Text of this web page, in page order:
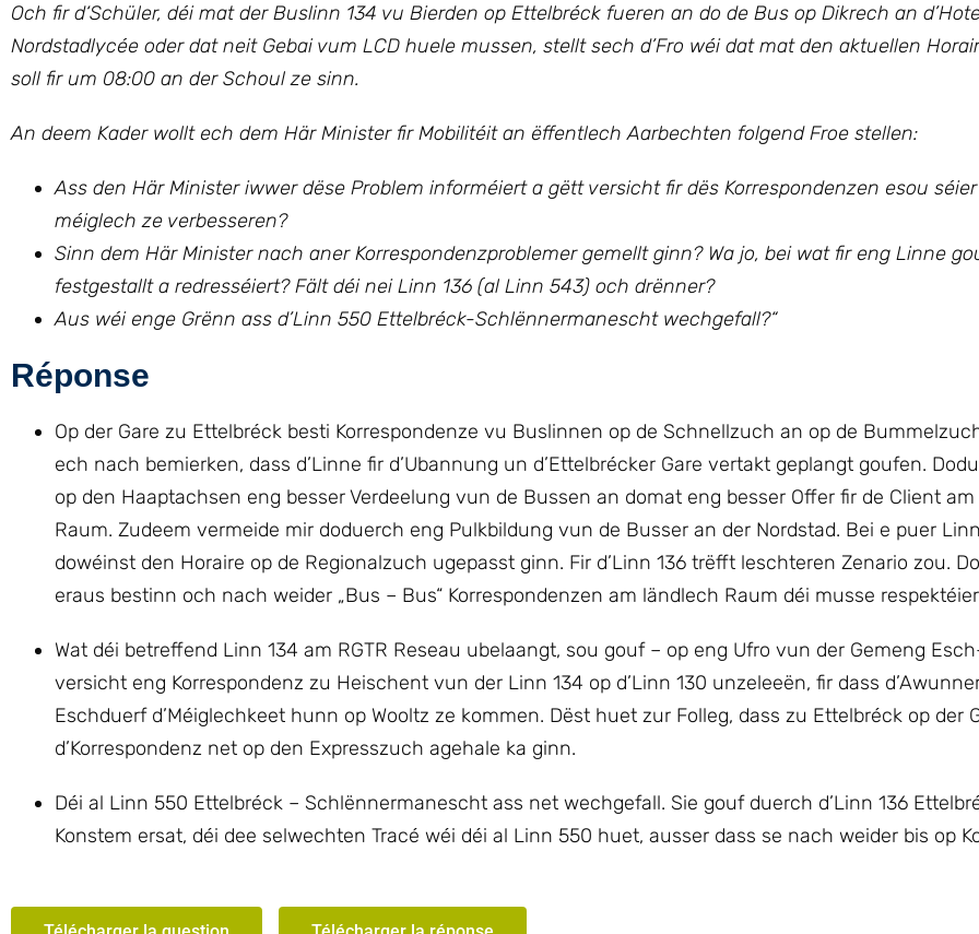
Och fir d‘Schüler, déi mat der Buslinn 134 vu Bierden op Ettelbréck fueren an do de Bus op Dikrech an
Nordstadlycée oder dat neit Gebai vum LCD huele mussen, stellt sech d’Fro wéi dat mat den aktuellen
soll fir um 08:00 an der Schoul ze sinn.
An deem Kader wollt ech dem Här Minister fir Mobilitéit an ëffentlech Aarbechten folgend Froe stellen:
Ass den Här Minister iwwer dëse Problem informéiert a gëtt versicht fir dës Korrespondenzen esou
méiglech ze verbesseren?
Sinn dem Här Minister nach aner Korrespondenzproblemer gemellt ginn? Wa jo, bei wat fir eng Linne
festgestallt a redresséiert? Fält déi nei Linn 136 (al Linn 543) och drënner?
Aus wéi enge Grënn ass d’Linn 550 Ettelbréck-Schlënnermanescht wechgefall?“
Réponse
Op der Gare zu Ettelbréck besti Korrespondenze vu Buslinnen op de Schnellzuch an op de
ech nach bemierken, dass d’Linne fir d’Ubannung un d’Ettelbrécker Gare vertakt geplangt goufen.
op den Haaptachsen eng besser Verdeelung vun de Bussen an domat eng besser Offer fir de Client
Raum. Zudeem vermeide mir doduerch eng Pulkbildung vun de Busser an der Nordstad. Bei e puer
dowéinst den Horaire op de Regionalzuch ugepasst ginn. Fir d’Linn 136 trëfft leschteren Zenario zou.
eraus bestinn och nach weider „Bus – Bus“ Korrespondenzen am ländlech Raum déi musse
Wat déi betreffend Linn 134 am RGTR Reseau ubelaangt, sou gouf – op eng Ufro vun der Gemeng
versicht eng Korrespondenz zu Heischent vun der Linn 134 op d’Linn 130 unzeleeën, fir dass
Eschduerf d’Méiglechkeet hunn op Wooltz ze kommen. Dëst huet zur Folleg, dass zu Ettelbréck op der
d’Korrespondenz net op den Expresszuch agehale ka ginn.
Déi al Linn 550 Ettelbréck – Schlënnermanescht ass net wechgefall. Sie gouf duerch d’Linn 136
Konstem ersat, déi dee selwechten Tracé wéi déi al Linn 550 huet, ausser dass se nach weider bis op